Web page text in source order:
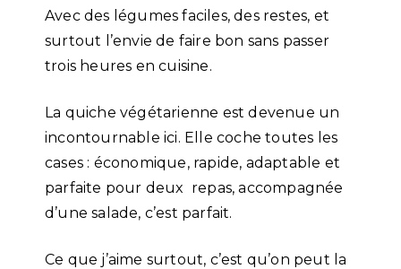
Avec des légumes faciles, des restes, et
surtout l’envie de faire bon sans passer
trois heures en cuisine.
La quiche végétarienne est devenue un
incontournable ici. Elle coche toutes les
cases : économique, rapide, adaptable et
parfaite pour deux repas, accompagnée
d’une salade, c’est parfait.
Ce que j’aime surtout, c’est qu’on peut la